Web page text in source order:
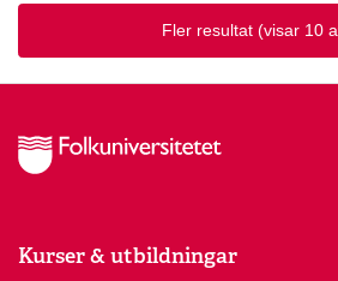
Fler resultat (visar 10
Kurser & utbildningar